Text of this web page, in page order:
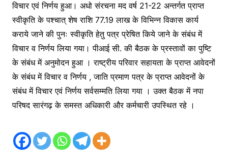
विचार एवं निर्णय हुआ। अधो संरचना मद वर्ष 21-22 अन्तर्गत प्राप्त
स्वीकृति के पश्चात् शेष राशि 77.19 लाख के विभिन्न विकास कार्य
कराये जाने की पुनः स्वीकृति हेतु पत्र प्रेषित किये जाने के संबंध में
विचार व निर्णय लिया गया। पीआई सी. की बैठक के प्रस्तावों का पुष्टि
के संबंध में अनुमोदन हुआ । राष्ट्रीय परिवार सहायता के प्राप्त आवेदनों
के संबंध में विचार व निर्णय , जाति प्रमाण पत्र के प्राप्त आवेदनों के
संबंध में विचार एवं निर्णय सर्वसम्मति लिया गया । उक्त बैठक में नपा
परिषद सारंगढ़ के समस्त अधिकारी और कर्मचारी उपस्थित रहे ।